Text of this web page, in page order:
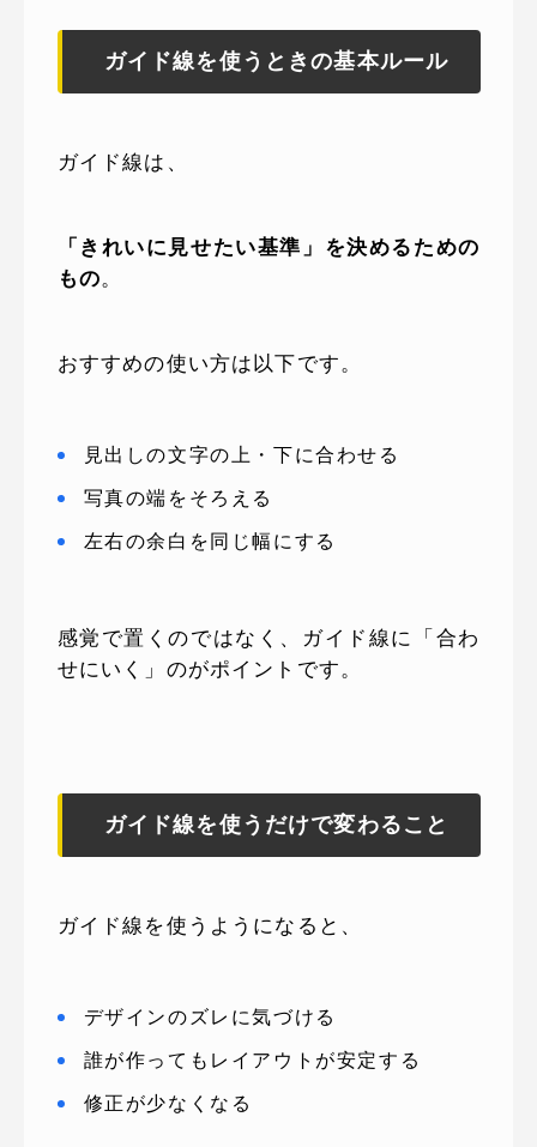
ガイド線を使うときの基本ルール
ガイド線は、
「きれいに見せたい基準」を決めるための
もの。
おすすめの使い方は以下です。
見出しの文字の上・下に合わせる
写真の端をそろえる
左右の余白を同じ幅にする
感覚で置くのではなく、ガイド線に「合わ
せにいく」のがポイントです。
ガイド線を使うだけで変わること
ガイド線を使うようになると、
デザインのズレに気づける
誰が作ってもレイアウトが安定する
修正が少なくなる